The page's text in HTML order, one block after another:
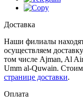
Доставка
Наши филиалы
осуществляем
том числе Ajman, Al
Umm al-Quwain.
странице доставки.
Оплата